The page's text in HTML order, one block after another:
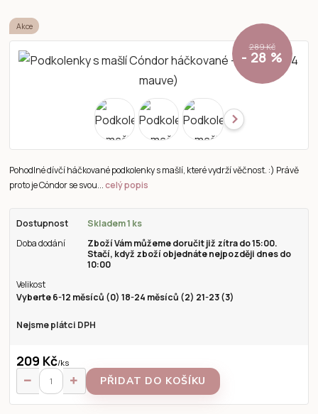
Akce
289 Kč
- 28 %
Pohodlné dívčí háčkované podkolenky s mašlí, které vydrží věčnost. :) Právě
proto je Cóndor se svou...celý popis
Dostupnost
Skladem 1 ks
Doba dodání
Zboží Vám můžeme doručit již zítra do 15:00.
Stačí, když zboží objednáte nejpozději dnes do
10:00
Velikost
Vyberte 6-12 měsíců (0) 18-24 měsíců (2) 21-23 (3)
Nejsme plátci DPH
209 Kč/ks
PŘIDAT DO KOŠÍKU